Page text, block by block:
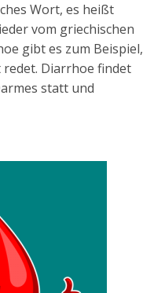
Wort, es heißt
vom griechischen
gibt es zum Beispiel,
Diarrhoe findet
statt und